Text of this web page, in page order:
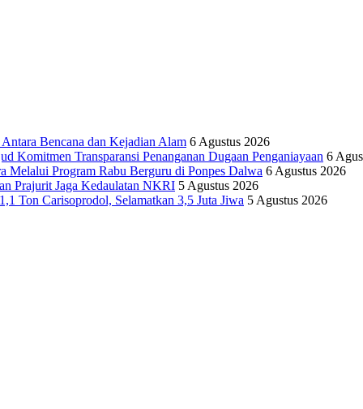
Bencana dan Kejadian Alam 6 Agustus 2026
Komitmen Transparansi Penanganan Dugaan Penganiayaan 6
Melalui Program Rabu Berguru di Ponpes Dalwa 6 Agustus 2026
Prajurit Jaga Kedaulatan NKRI 5 Agustus 2026
Ton Carisoprodol, Selamatkan 3,5 Juta Jiwa 5 Agustus 2026